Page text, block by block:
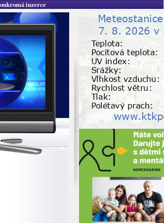
inzerce